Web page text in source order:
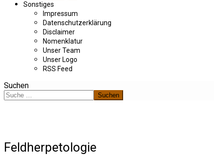
Sonstiges
Impressum
Datenschutzerklärung
Disclaimer
Nomenklatur
Unser Team
Unser Logo
RSS Feed
Suchen
Suchen
Feldherpetologie